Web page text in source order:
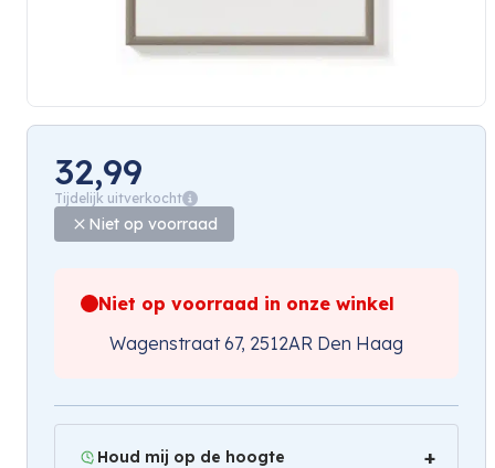
32,99
Tijdelijk uitverkocht
Niet op voorraad
Niet op voorraad in onze winkel
Wagenstraat 67, 2512AR Den Haag
Houd mij op de hoogte